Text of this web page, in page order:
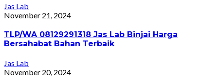
Jas Lab
November 21, 2024
TLP/WA 08129291318 Jas Lab Binjai Harga
Bersahabat Bahan Terbaik
Jas Lab
November 20, 2024